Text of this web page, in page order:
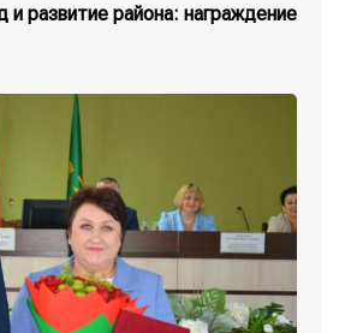
развитие района: награждение